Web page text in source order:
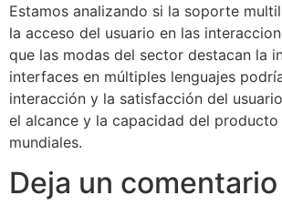
Estamos analizando si la soporte
la acceso del usuario en las
que las modas del sector destacan la
interfaces en múltiples lenguajes
interacción y la satisfacción del
el alcance y la capacidad del
mundiales.
Deja un comentario